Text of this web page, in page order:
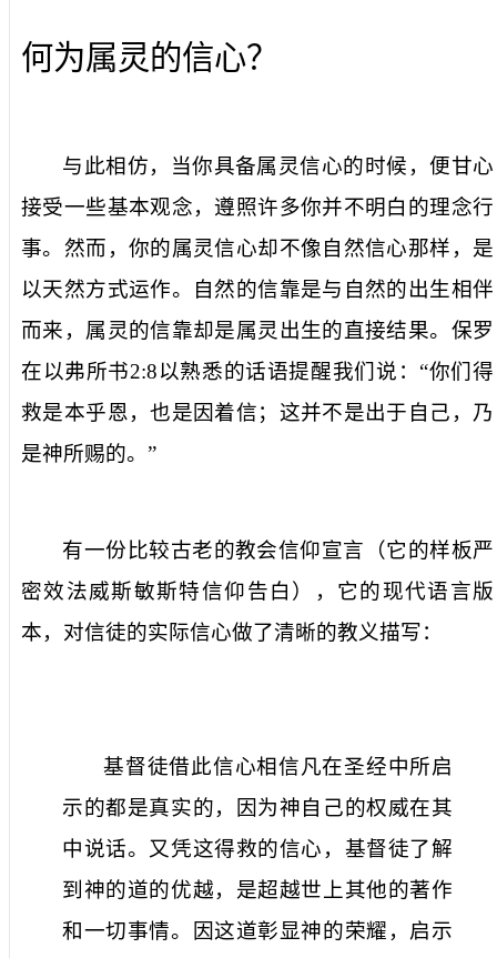
何为属灵的信心？
与此相仿，当你具备属灵信心的时候，便甘心
接受一些基本观念，遵照许多你并不明白的理念行
事。然而，你的属灵信心却不像自然信心那样，是
以天然方式运作。自然的信靠是与自然的出生相伴
而来，属灵的信靠却是属灵出生的直接结果。保罗
在以弗所书2:8以熟悉的话语提醒我们说：“你们得
救是本乎恩，也是因着信；这并不是出于自己，乃
是神所赐的。”
有一份比较古老的教会信仰宣言（它的样板严
密效法威斯敏斯特信仰告白），它的现代语言版
本，对信徒的实际信心做了清晰的教义描写：
基督徒借此信心相信凡在圣经中所启
示的都是真实的，因为神自己的权威在其
中说话。又凭这得救的信心，基督徒了解
到神的道的优越，是超越世上其他的著作
和一切事情。因这道彰显神的荣耀，启示